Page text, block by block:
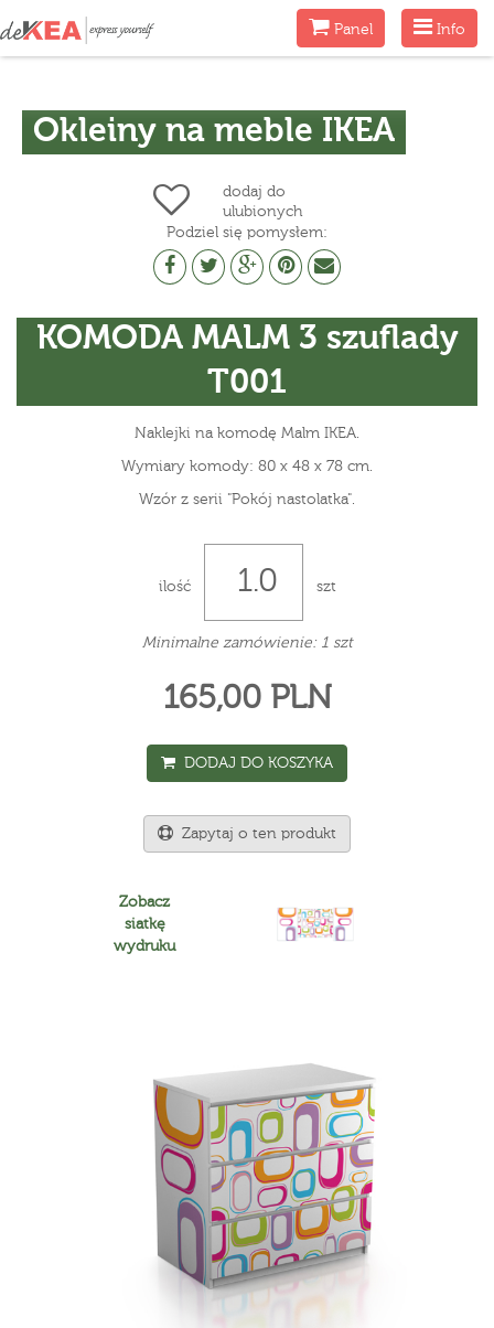
Menu
Info
MenuPanel
Okleiny na meble IKEA
dodaj do
ulubionych
Podziel się pomysłem:
KOMODA MALM 3 szuflady
T001
Naklejki na komodę Malm IKEA.
Wymiary komody: 80 x 48 x 78 cm.
Wzór z serii "Pokój nastolatka".
ilość szt
Minimalne zamówienie: 1 szt
165,00 PLN
DODAJ DO KOSZYKA
Zapytaj o ten produkt
Zobacz
siatkę
wydruku